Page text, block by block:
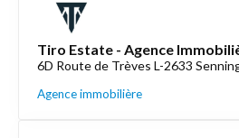
Tiro Estate - Agence
6D Route de Trèves L-2633
Agence immobilière